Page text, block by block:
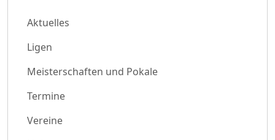
Aktuelles
Ligen
Meisterschaften und Pokale
Termine
Vereine